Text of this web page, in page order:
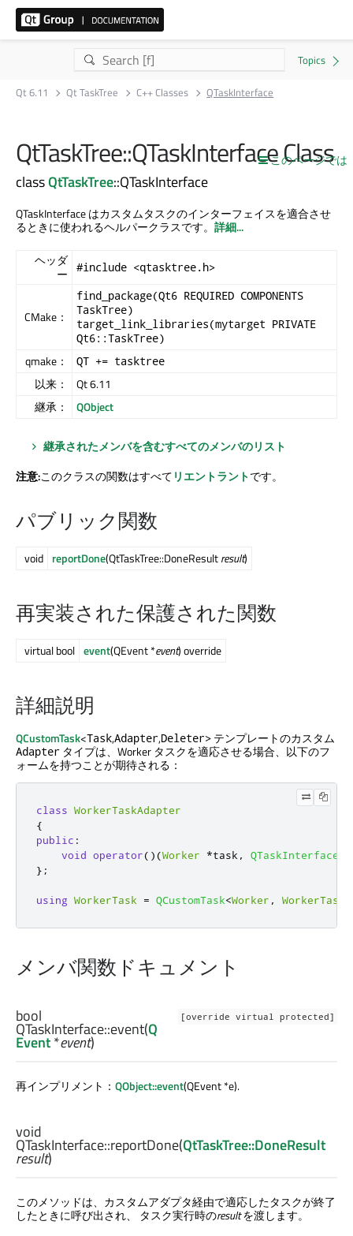
Qt 6.11 Qt TaskTree C++ Classes QTaskInterface
このページでは
QtTaskTree::QTaskInterface Class
classQtTaskTree::QTaskInterface
QTaskInterface はカスタムタスクのインターフェイスを適合させ
るときに使われるヘルパークラスです。 詳細...
ヘッダ
ー
#include <qtasktree.h>
CMake：
find_package(Qt6 REQUIRED COMPONENTS
TaskTree)
target_link_libraries(mytarget PRIVATE
Qt6::TaskTree)
qmake： QT += tasktree
以来：
Qt 6.11
継承：
QObject
継承されたメンバを含むすべてのメンバのリスト
注意:このクラスの関数はすべてリエントラントです。
パブリック関数
void reportDone(QtTaskTree::DoneResultresult)
再実装された保護された関数
virtual bool event(QEvent *event) override
詳細説明
QCustomTask<Task,Adapter,Deleter> テンプレートのカスタム
Adapter タイプは、Worker タスクを適応させる場合、以下のフ
ォームを持つことが期待される：
class WorkerTaskAdapter
{
public :
void operator()(Worker *task , QTaskInterface
};
using WorkerTask = QCustomTask<Worker ,
メンバ関数ドキュメント
[override virtual protected]
bool
QTaskInterface::event(Q
Event*event)
再インプリメント： QObject::event(QEvent *e).
void
QTaskInterface::reportDone(QtTaskTree::DoneResult
result)
このメソッドは、カスタムアダプタ経由で適応したタスクが終了
したときに呼び出され、 タスク実行時のresultを渡します。